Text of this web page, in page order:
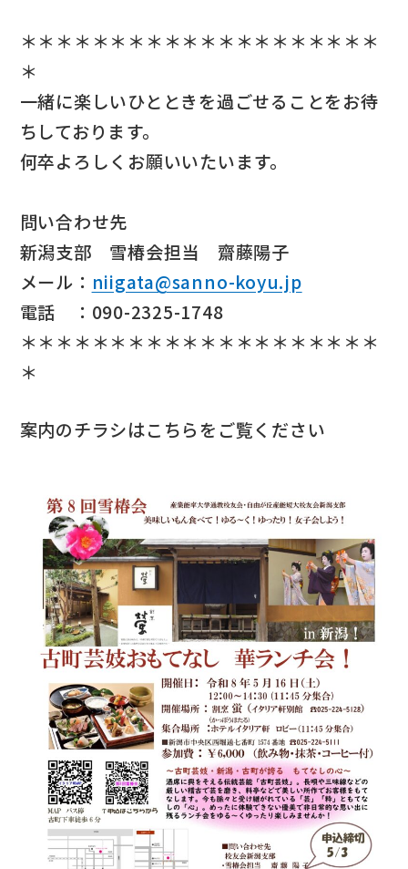
＊＊＊＊＊＊＊＊＊＊＊＊＊＊＊＊＊＊＊＊
＊
一緒に楽しいひとときを過ごせることをお待
ちしております。
何卒よろしくお願いいたいます。
問い合わせ先
新潟支部 雪椿会担当 齋藤陽子
メール： niigata@sanno-koyu.jp
電話 ：090-2325-1748
＊＊＊＊＊＊＊＊＊＊＊＊＊＊＊＊＊＊＊＊
＊
案内のチラシはこちらをご覧ください